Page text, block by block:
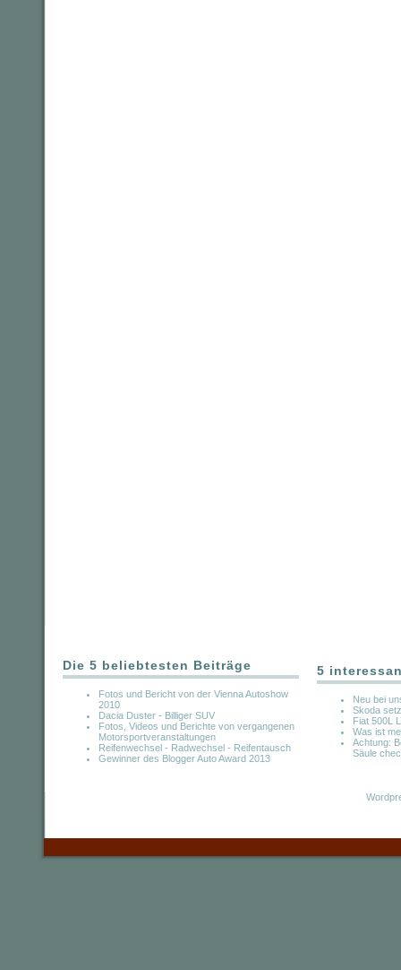
Die 5 beliebtesten Beiträge
Fotos und Bericht von der Vienna Autoshow
2010
Dacia Duster - Billiger SUV
Fotos, Videos und Berichte von vergangenen
Motorsportveranstaltungen
Reifenwechsel - Radwechsel - Reifentausch
Gewinner des Blogger Auto Award 2013
5
Neu bei
Skoda
Fiat 500L
Was ist
Achtung:
Säule